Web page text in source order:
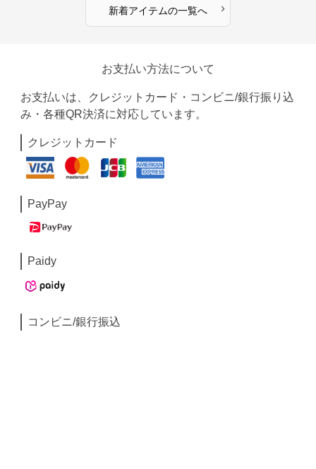
新着アイテムの一覧へ ›
お支払い方法について
お支払いは、クレジットカード・コンビニ/銀行振り込
み・各種QR決済に対応しています。
クレジットカード
PayPay
Paidy
コンビニ/銀行振込